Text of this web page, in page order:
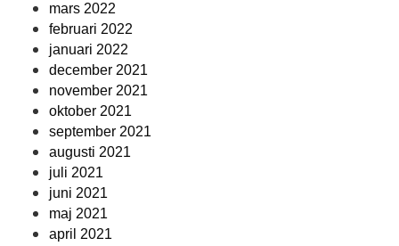
mars 2022
februari 2022
januari 2022
december 2021
november 2021
oktober 2021
september 2021
augusti 2021
juli 2021
juni 2021
maj 2021
april 2021